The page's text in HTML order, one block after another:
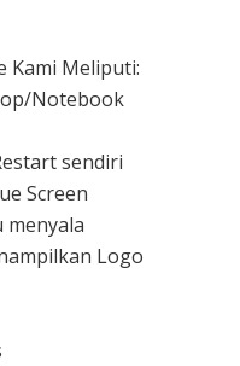
Kami Meliputi:
Notebook
sendiri
Screen
Logo